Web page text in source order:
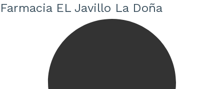
Farmacia EL Javillo La Doña